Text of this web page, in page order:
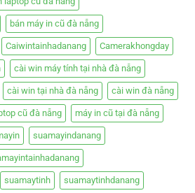
bán máy in cũ đà nẵng
Caiwintainhadanang Camerakhongday
cài win máy tính tại nhà đà nẵng
cài win tại nhà đà nẵng cài win đà nẵng
cũ đà nẵng máy in cũ tại đà nẵng
suamayindanang
suamaytinh suamaytinhdanang